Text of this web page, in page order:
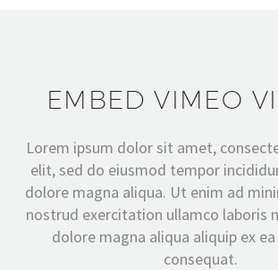
EMBED VIMEO
Lorem ipsum dolor sit amet,
elit, sed do eiusmod tempor
dolore magna aliqua. Ut enim ad
nostrud exercitation ullamco laboris
dolore magna aliqua aliquip ex
consequat.